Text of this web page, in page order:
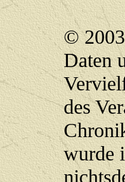
©
Daten
des
wurde